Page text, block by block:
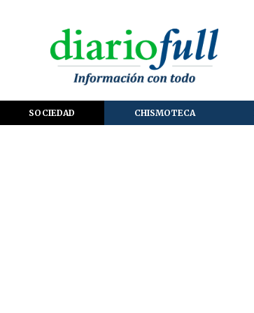
SOCIEDAD CHISMOTECA